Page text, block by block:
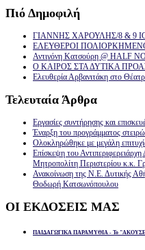
Πιό Δημοφιλή
ΓΙΑΝΝΗΣ ΧΑΡΟΥΛΗΣ/8 & 9
ΕΛΕΥΘΕΡΟΙ
Αντιγόνη Κατσούρη @ HALF
Ο ΚΑΙΡΟΣ ΣΤΑ ΔΥΤΙΚΑ
Ελευθερία Αρβανιτάκη στο
Τελευταία Άρθρα
Εργασίες συντήρησης και
Έναρξη του προγράμματος
Ολοκληρώθηκε με μεγάλη
Επίσκεψη του
Μητροπολίτη Περιστερίου κ.κ.
Ανακοίνωση της Ν.Ε. Δυτικής
Θοδωρή Κατσωνόπουλου
ΟΙ ΕΚΔΟΣΕΙΣ ΜΑΣ
ΠΑΙΔΑΓΩΓΙΚΑ ΠΑΡΑΜΥΘΙΑ - Το